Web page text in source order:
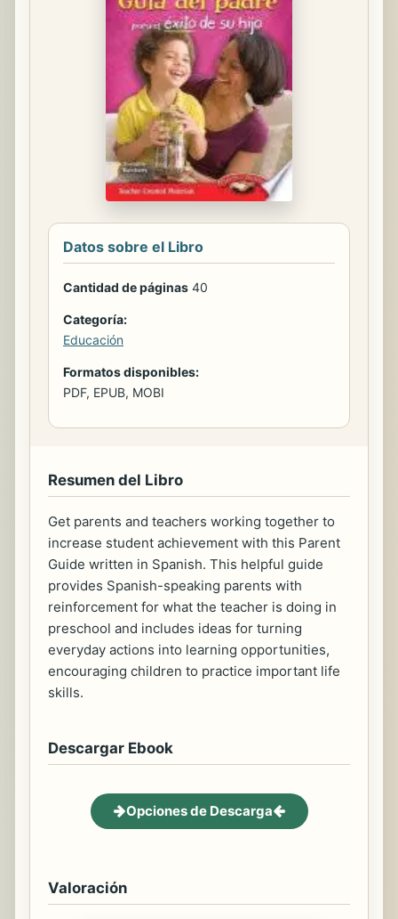
Datos sobre el Libro
Cantidad de páginas 40
Categoría:
Educación
Formatos disponibles:
PDF, EPUB, MOBI
Resumen del Libro
Get parents and teachers working together to
increase student achievement with this Parent
Guide written in Spanish. This helpful guide
provides Spanish-speaking parents with
reinforcement for what the teacher is doing in
preschool and includes ideas for turning
everyday actions into learning opportunities,
encouraging children to practice important life
skills.
Descargar Ebook
Opciones de Descarga
Valoración